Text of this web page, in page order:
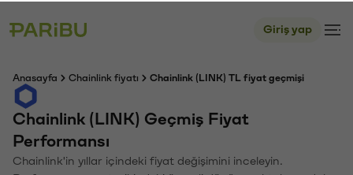
Giriş yap
Anasayfa Chainlink fiyatı Chainlink (LINK) TL fiyat geçmişi
Chainlink (LINK) Geçmiş Fiyat
Performansı
Chainlink'in yıllar içindeki fiyat değişimini inceleyin.